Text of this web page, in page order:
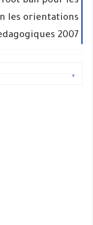
les orientations
2007